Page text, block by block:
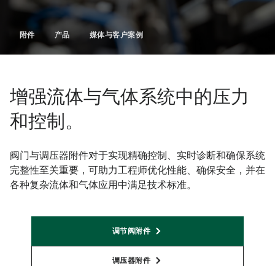
附件 产品 媒体与客户案例
增强流体与气体系统中的压力
和控制。
阀门与调压器附件对于实现精确控制、实时诊断和确保系统
完整性至关重要，可助力工程师优化性能、确保安全，并在
各种复杂流体和气体应用中满足技术标准。
调节阀附件
调压器附件